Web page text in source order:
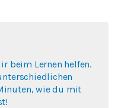
beim Lernen helfen.
wie du mit